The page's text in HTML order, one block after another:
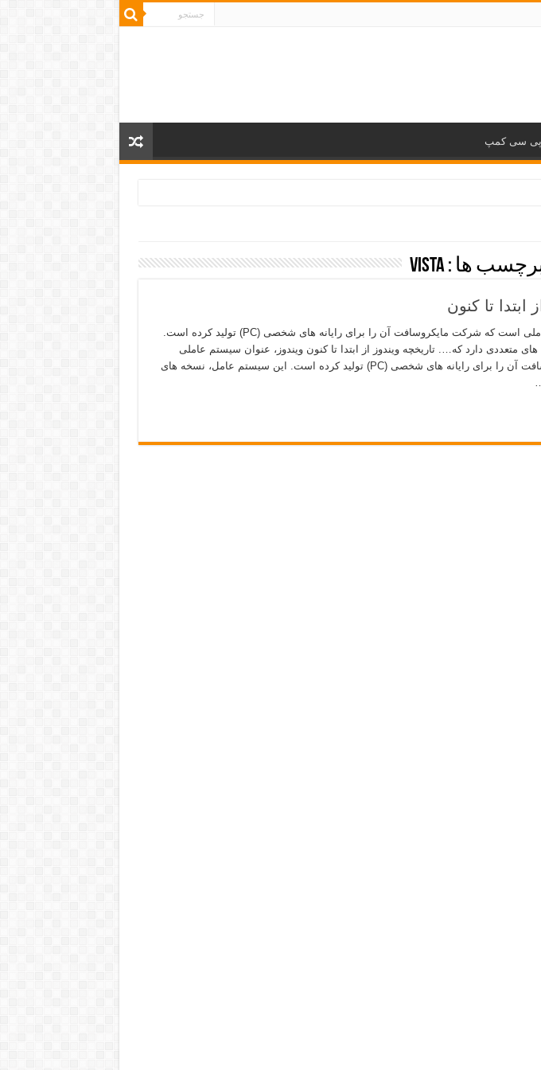
پی سی کمپ
برچسب ها :Vista
ابتدا تا کنون
ویندوز، عنوان سیستم عاملی است که شرکت مایکروسافت آن را برای رایانه های شخصی (PC) تولید کرده است.
متعددی دارد که…. تاریخچه ویندوز از ابتدا تا کنون ویندوز، عنوان سیستم عاملی
است که شرکت مایکروسافت آن را برای رایانه های شخصی (PC) تولید کرده است. این سیستم عامل، نسخه های